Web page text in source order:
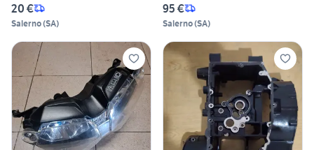
20 €
Salerno(SA)
95 €
Salerno(SA)